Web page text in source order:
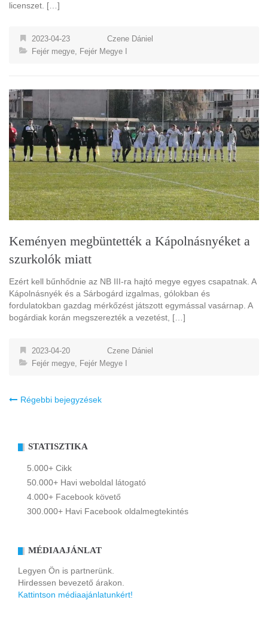
licenszet. […]
2023-04-23
Czene Dániel
Fejér megye, Fejér Megye I
Keményen megbüntették a Kápolnásnyéket a
szurkolók miatt
Ezért kell bűnhődnie az NB III-ra hajtó megye egyes csapatnak. A
Kápolnásnyék és a Sárbogárd izgalmas, gólokban és
fordulatokban gazdag mérkőzést játszott egymással vasárnap. A
bogárdiak korán megszerezték a vezetést, […]
2023-04-20
Czene Dániel
Fejér megye, Fejér Megye I
Bejegyzés
Régebbi bejegyzések
STATISZTIKA
5.000+ Cikk
50.000+ Havi weboldal látogató
4.000+ Facebook követő
300.000+ Havi Facebook oldalmegtekintés
MÉDIAAJÁNLAT
Legyen Ön is partnerünk.
Hirdessen bevezető árakon.
Kattintson médiaajánlatunkért!